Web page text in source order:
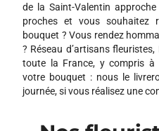
de la Saint-Valentin
proches et vous souhaitez
bouquet ? Vous rendez
? Réseau d’artisans
toute la France, y compris à
votre bouquet : nous le
journée, si vous réalisez une